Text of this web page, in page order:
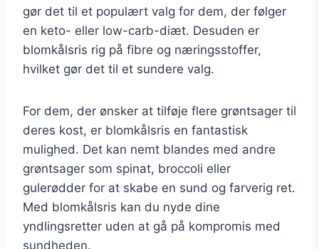
gør det til et populært valg for dem, der følger
en keto- eller low-carb-diæt. Desuden er
blomkålsris rig på fibre og næringsstoffer,
hvilket gør det til et sundere valg.
For dem, der ønsker at tilføje flere grøntsager til
deres kost, er blomkålsris en fantastisk
mulighed. Det kan nemt blandes med andre
grøntsager som spinat, broccoli eller
gulerødder for at skabe en sund og farverig ret.
Med blomkålsris kan du nyde dine
yndlingsretter uden at gå på kompromis med
sundheden.